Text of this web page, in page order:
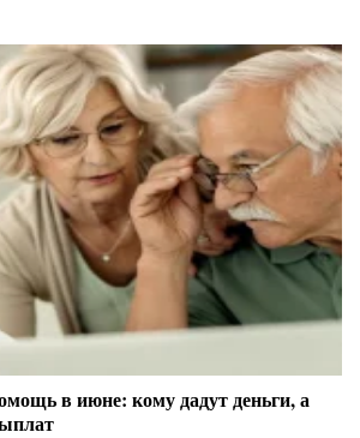
в июне: кому дадут деньги, а